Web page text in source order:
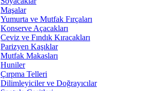
Maşalar
Yumurta ve Mutfak Fırçaları
Konserve Açacakları
Ceviz ve Fındık Kıracakları
Parizyen Kaşıklar
Mutfak Makasları
Huniler
Çırpma Telleri
Dilimleyiciler ve Doğrayıcılar